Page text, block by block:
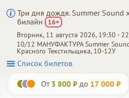
Три дня дождя. Summer Sound
билайн
16+
Вторник, 11 августа 2026, 19:30 -
10/12 МАНУФАКТУРА Summer
Красного Текстильщика, 10-12У
Список билетов
От 3 800 ₽ до 17 000 ₽